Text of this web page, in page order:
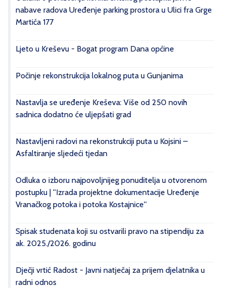
nabave radova Uređenje parking prostora u Ulici fra Grge
Martića 177
Ljeto u Kreševu - Bogat program Dana općine
Počinje rekonstrukcija lokalnog puta u Gunjanima
Nastavlja se uređenje Kreševa: Više od 250 novih
sadnica dodatno će uljepšati grad
Nastavljeni radovi na rekonstrukciji puta u Kojsini –
Asfaltiranje sljedeći tjedan
Odluka o izboru najpovoljnijeg ponuditelja u otvorenom
postupku | ''Izrada projektne dokumentacije Uređenje
Vranačkog potoka i potoka Kostajnice''
Spisak studenata koji su ostvarili pravo na stipendiju za
ak. 2025./2026. godinu
Dječji vrtić Radost - Javni natječaj za prijem djelatnika u
radni odnos